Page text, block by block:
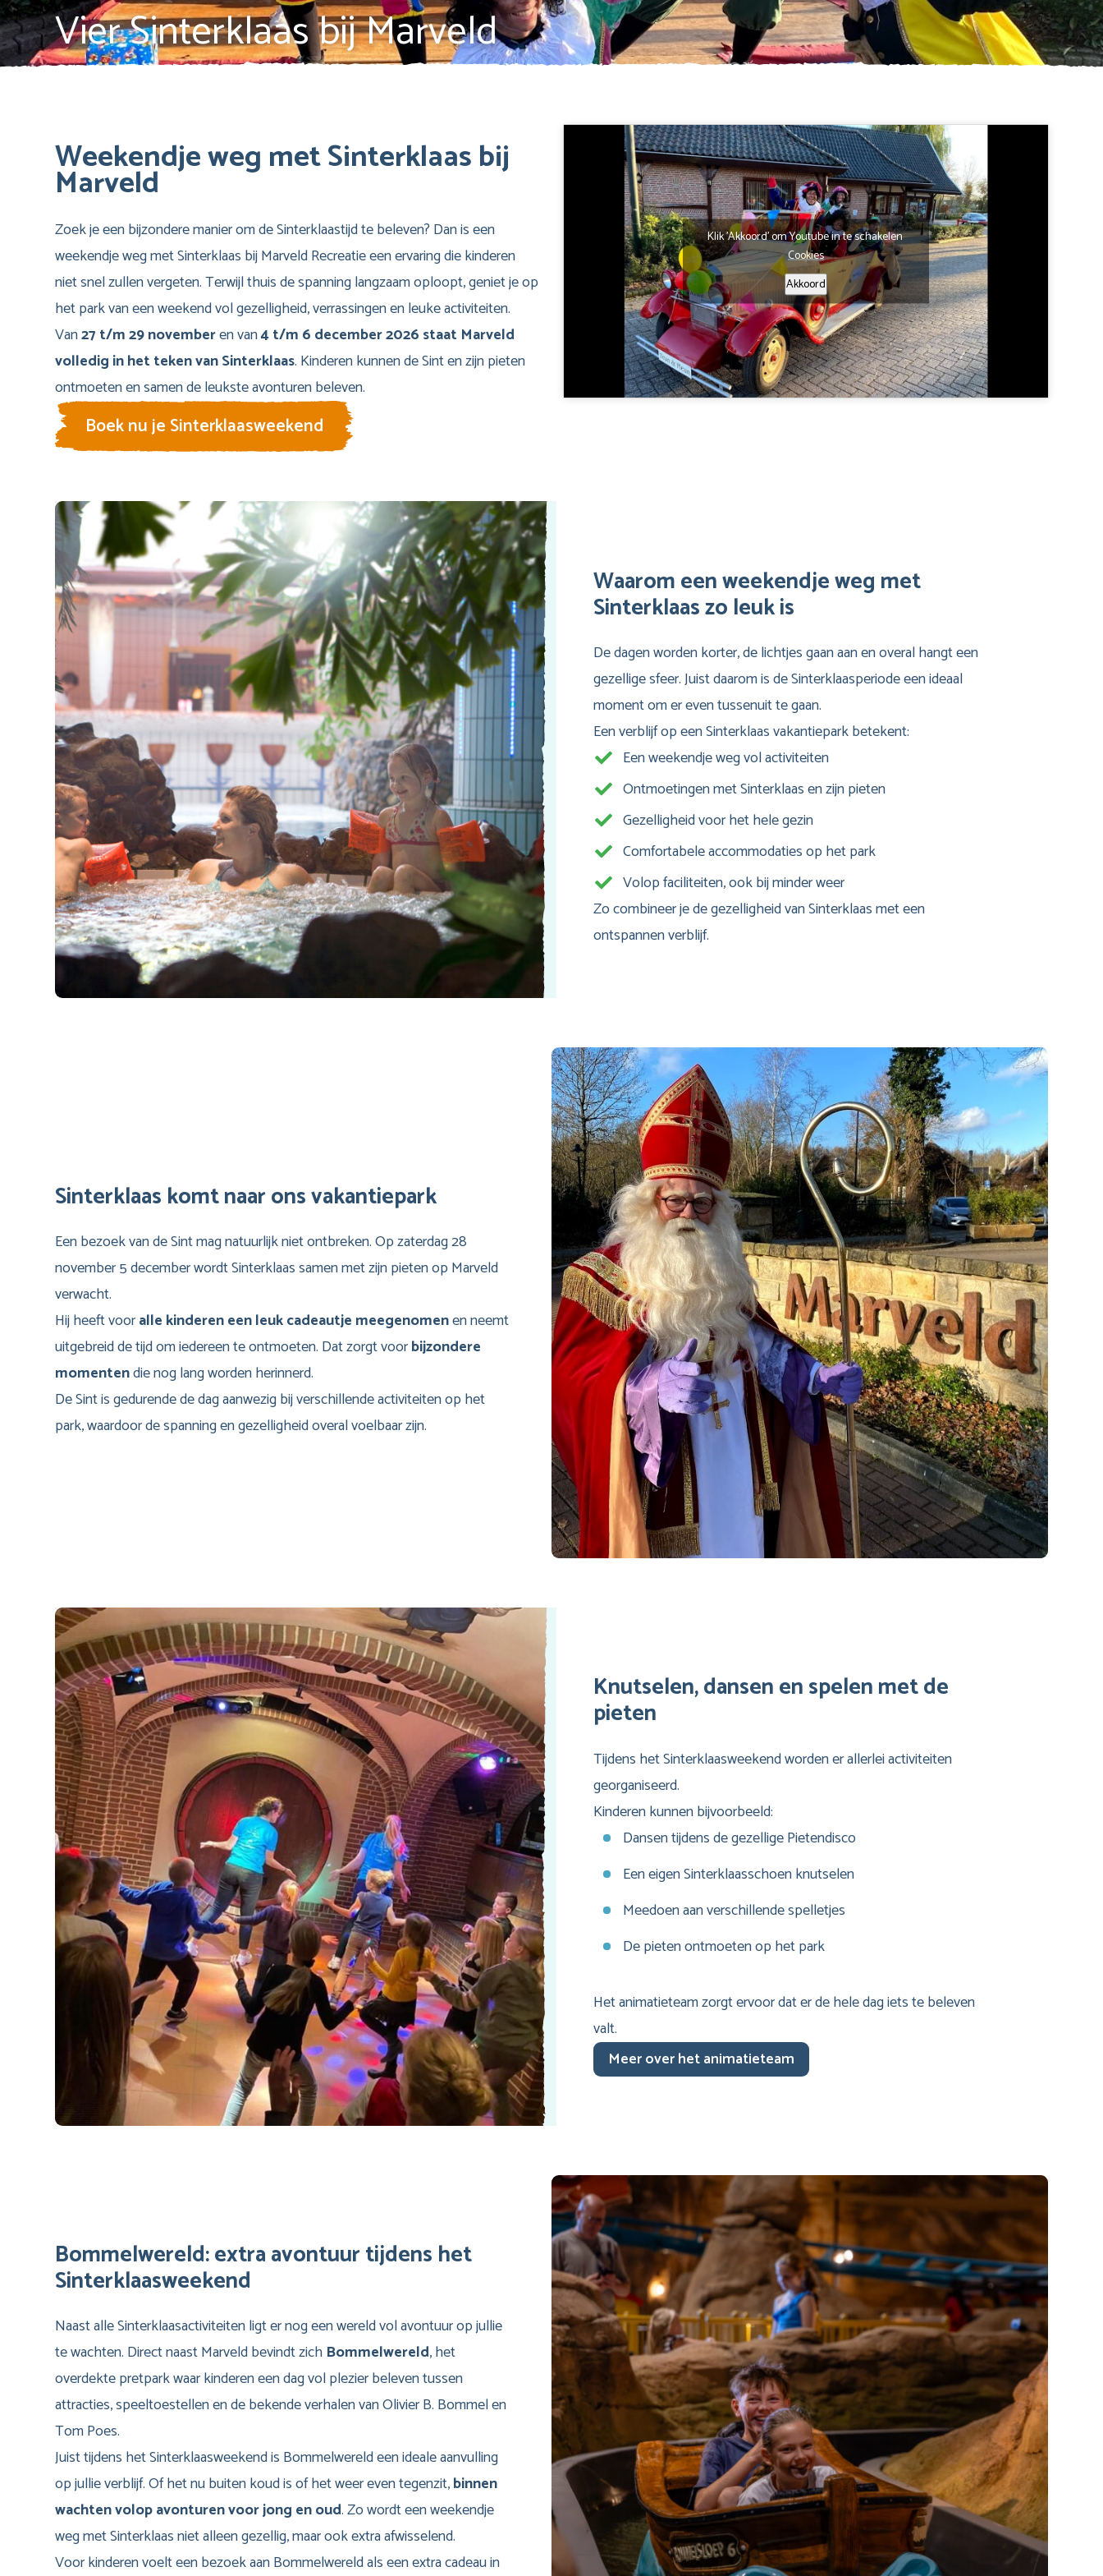
Vier Sinterklaas bij Marveld
Weekendje weg met Sinterklaas bij
Marveld
Zoek je een bijzondere manier om de Sinterklaastijd te beleven? Dan is een
weekendje weg met Sinterklaas bij Marveld Recreatie een ervaring die kinderen
niet snel zullen vergeten. Terwijl thuis de spanning langzaam oploopt, geniet je op
het park van een weekend vol gezelligheid, verrassingen en leuke activiteiten.
Van27 t/m 29 novemberen van4 t/m 6 december 2026 staat Marveld
volledig in het teken van Sinterklaas. Kinderen kunnen de Sint en zijn pieten
ontmoeten en samen de leukste avonturen beleven.
Boek nu je Sinterklaasweekend
Klik 'Akkoord' om Youtube in te schakelen
Cookies
Akkoord
Waarom een weekendje weg met
Sinterklaas zo leuk is
De dagen worden korter, de lichtjes gaan aan en overal hangt een
gezellige sfeer. Juist daarom is de Sinterklaasperiode een ideaal
moment om er even tussenuit te gaan.
Een verblijf op een Sinterklaas vakantiepark betekent:
Een weekendje weg vol activiteiten
Ontmoetingen met Sinterklaas en zijn pieten
Gezelligheid voor het hele gezin
Comfortabele accommodaties op het park
Volop faciliteiten, ook bij minder weer
Zo combineer je de gezelligheid van Sinterklaas met een
ontspannen verblijf.
Sinterklaas komt naar ons vakantiepark
Een bezoek van de Sint mag natuurlijk niet ontbreken. Op zaterdag 28
november 5 december wordt Sinterklaas samen met zijn pieten op Marveld
verwacht.
Hij heeft vooralle kinderen een leuk cadeautje meegenomenen neemt
uitgebreid de tijd om iedereen te ontmoeten. Dat zorgt voorbijzondere
momentendie nog lang worden herinnerd.
De Sint is gedurende de dag aanwezig bij verschillende activiteiten op het
park, waardoor de spanning en gezelligheid overal voelbaar zijn.
Knutselen, dansen en spelen met de
pieten
Tijdens het Sinterklaasweekend worden er allerlei activiteiten
georganiseerd.
Kinderen kunnen bijvoorbeeld:
Dansen tijdens de gezellige Pietendisco
Een eigen Sinterklaasschoen knutselen
Meedoen aan verschillende spelletjes
De pieten ontmoeten op het park
Het animatieteam zorgt ervoor dat er de hele dag iets te beleven
valt.
Meer over het animatieteam
Bommelwereld: extra avontuur tijdens het
Sinterklaasweekend
Naast alle Sinterklaasactiviteiten ligt er nog een wereld vol avontuur op jullie
te wachten. Direct naast Marveld bevindt zich Bommelwereld, het
overdekte pretpark waar kinderen een dag vol plezier beleven tussen
attracties, speeltoestellen en de bekende verhalen van Olivier B. Bommel en
Tom Poes.
Juist tijdens het Sinterklaasweekend is Bommelwereld een ideale aanvulling
op jullie verblijf. Of het nu buiten koud is of het weer even tegenzit,binnen
wachten volop avonturen voor jong en oud. Zo wordt een weekendje
weg met Sinterklaas niet alleen gezellig, maar ook extra afwisselend.
Voor kinderen voelt een bezoek aan Bommelwereld als een extra cadeau in